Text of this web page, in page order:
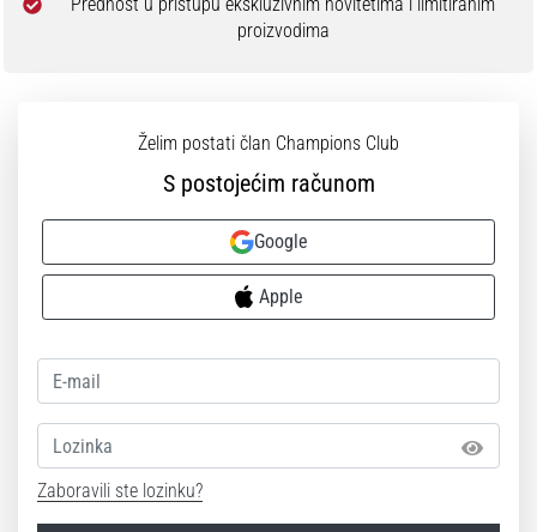
Prednost u pristupu ekskluzivnim novitetima i limitiranim
proizvodima
Želim postati član Champions Club
S postojećim računom
Google
Apple
Lozinka
Zaboravili ste lozinku?